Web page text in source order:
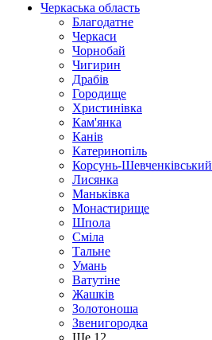
Черкаська область
Благодатне
Черкаси
Чорнобай
Чигирин
Драбів
Городище
Христинівка
Кам'янка
Канів
Катеринопіль
Корсунь-Шевченківський
Лисянка
Маньківка
Монастирище
Шпола
Сміла
Тальне
Умань
Ватутіне
Жашків
Золотоноша
Звенигородка
Ще 12